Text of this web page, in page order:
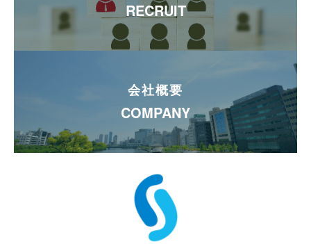
RECRUIT
会社概要
COMPANY